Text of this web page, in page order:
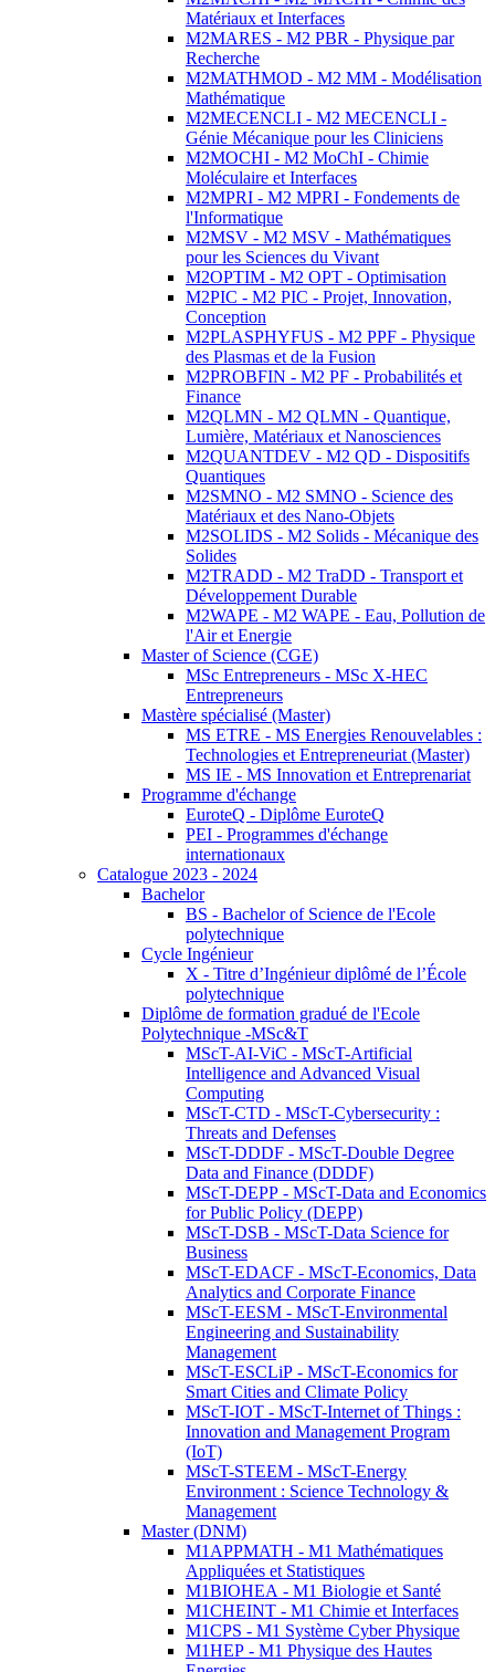
Matériaux et Interfaces
M2MARES - M2 PBR - Physique par
Recherche
M2MATHMOD - M2 MM - Modélisation
Mathématique
M2MECENCLI - M2 MECENCLI -
Génie Mécanique pour les Cliniciens
M2MOCHI - M2 MoChI - Chimie
Moléculaire et Interfaces
M2MPRI - M2 MPRI - Fondements de
l'Informatique
M2MSV - M2 MSV - Mathématiques
pour les Sciences du Vivant
M2OPTIM - M2 OPT - Optimisation
M2PIC - M2 PIC - Projet, Innovation,
Conception
M2PLASPHYFUS - M2 PPF - Physique
des Plasmas et de la Fusion
M2PROBFIN - M2 PF - Probabilités et
Finance
M2QLMN - M2 QLMN - Quantique,
Lumière, Matériaux et Nanosciences
M2QUANTDEV - M2 QD - Dispositifs
Quantiques
M2SMNO - M2 SMNO - Science des
Matériaux et des Nano-Objets
M2SOLIDS - M2 Solids - Mécanique des
Solides
M2TRADD - M2 TraDD - Transport et
Développement Durable
M2WAPE - M2 WAPE - Eau, Pollution de
l'Air et Energie
Master of Science (CGE)
MSc Entrepreneurs - MSc X-HEC
Entrepreneurs
Mastère spécialisé (Master)
MS ETRE - MS Energies Renouvelables :
Technologies et Entrepreneuriat (Master)
MS IE - MS Innovation et Entreprenariat
Programme d'échange
EuroteQ - Diplôme EuroteQ
PEI - Programmes d'échange
internationaux
Catalogue 2023 - 2024
Bachelor
BS - Bachelor of Science de l'Ecole
polytechnique
Cycle Ingénieur
X - Titre d’Ingénieur diplômé de l’École
polytechnique
Diplôme de formation gradué de l'Ecole
Polytechnique -MSc&T
MScT-AI-ViC - MScT-Artificial
Intelligence and Advanced Visual
Computing
MScT-CTD - MScT-Cybersecurity :
Threats and Defenses
MScT-DDDF - MScT-Double Degree
Data and Finance (DDDF)
MScT-DEPP - MScT-Data and Economics
for Public Policy (DEPP)
MScT-DSB - MScT-Data Science for
Business
MScT-EDACF - MScT-Economics, Data
Analytics and Corporate Finance
MScT-EESM - MScT-Environmental
Engineering and Sustainability
Management
MScT-ESCLiP - MScT-Economics for
Smart Cities and Climate Policy
MScT-IOT - MScT-Internet of Things :
Innovation and Management Program
(IoT)
MScT-STEEM - MScT-Energy
Environment : Science Technology &
Management
Master (DNM)
M1APPMATH - M1 Mathématiques
Appliquées et Statistiques
M1BIOHEA - M1 Biologie et Santé
M1CHEINT - M1 Chimie et Interfaces
M1CPS - M1 Système Cyber Physique
M1HEP - M1 Physique des Hautes